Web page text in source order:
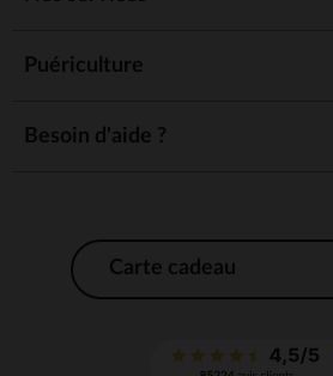
Puériculture
Besoin d'aide ?
Carte cadeau